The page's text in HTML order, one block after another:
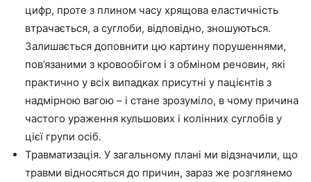
цифр, проте з плином часу хрящова еластичність
втрачається, а суглоби, відповідно, зношуються.
Залишається доповнити цю картину порушеннями,
пов’язаними з кровообігом і з обміном речовин, які
практично у всіх випадках присутні у пацієнтів з
надмірною вагою – і стане зрозуміло, в чому причина
частого ураження кульшових і колінних суглобів у
цієї групи осіб.
Травматизація. У загальному плані ми відзначили, що
травми відносяться до причин, зараз же розглянемо